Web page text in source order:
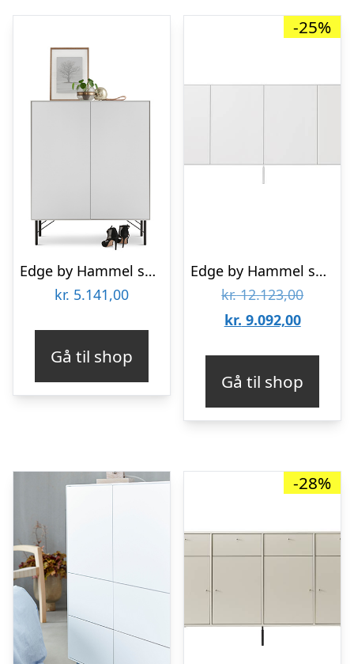
Edge by Hammel skænk 2
kr. 5.141,00
Gå til shop
-25%
Edge by Hammel skænk på ben med 4 låger : Erling Christensen Møbler
kr.12.123,00Den
kr. 9.092,00Den
kr.
Gå til shop
-28%